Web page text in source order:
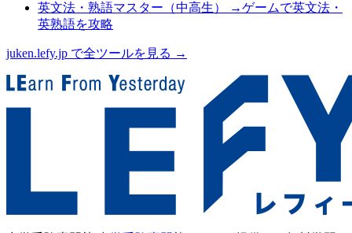
英文法・熟語マスター（中高生）
→ゲームで英文法・
英熟語を攻略
juken.lefy.jp で全ツールを見る →